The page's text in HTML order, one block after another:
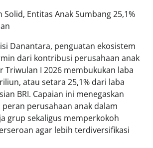
Solid, Entitas Anak Sumbang 25,1%
Danantara, penguatan ekosistem
dari kontribusi perusahaan anak
Triwulan I 2026 membukukan laba
atau setara 25,1% dari laba
BRI. Capaian ini menegaskan
perusahaan anak dalam
grup sekaligus memperkokoh
agar lebih terdiversifikasi